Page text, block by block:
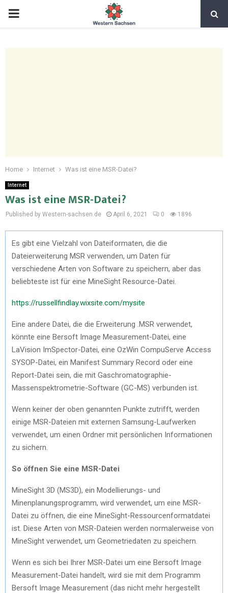
Home Internet Was ist eine MSR-Datei?
Internet
Was ist eine MSR-Datei?
Published by Western-sachsen.de April 6, 2021 0 1896
Es gibt eine Vielzahl von Dateiformaten, die die
Dateierweiterung MSR verwenden, um Daten für
verschiedene Arten von Software zu speichern, aber das
beliebteste ist für eine MineSight Resource-Datei.
https://russellfindlay.wixsite.com/mysite
Eine andere Datei, die die Erweiterung .MSR verwendet,
könnte eine Bersoft Image Measurement-Datei, eine
LaVision ImSpector-Datei, eine OzWin CompuServe Access
SYSOP-Datei, ein Manifest Summary Record oder eine
Report-Datei sein, die mit Gaschromatographie-
Massenspektrometrie-Software (GC-MS) verbunden ist.
Wenn keiner der oben genannten Punkte zutrifft, werden
einige MSR-Dateien mit externen Samsung-Laufwerken
verwendet, um einen Ordner mit persönlichen Informationen
zu sichern.
So öffnen Sie eine MSR-Datei
MineSight 3D (MS3D), ein Modellierungs- und
Minenplanungsprogramm, wird verwendet, um eine MSR-
Datei zu öffnen, die eine MineSight-Ressourcenformatdatei
ist. Diese Arten von MSR-Dateien werden normalerweise von
MineSight verwendet, um Geometriedaten zu speichern.
Wenn es sich bei Ihrer MSR-Datei um eine Bersoft Image
Measurement-Datei handelt, wird sie mit dem Programm
Bersoft Image Measurement (das nicht mehr hergestellt